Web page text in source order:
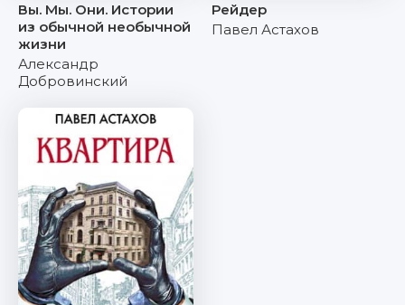
Вы. Мы. Они. Истории
из обычной необычной
жизни
Александр
Добровинский
Рейдер
Павел Астахов